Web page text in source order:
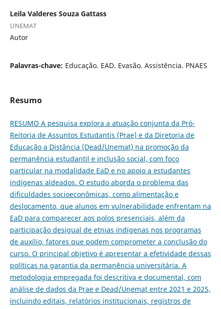
Leila Valderes Souza Gattass
UNEMAT
Autor
Palavras-chave: Educação. EAD. Evasão. Assistência. PNAES
Resumo
RESUMO A pesquisa explora a atuação conjunta da Pró-
Reitoria de Assuntos Estudantis (Prae) e da Diretoria de
Educação a Distância (Dead/Unemat) na promoção da
permanência estudantil e inclusão social, com foco
particular na modalidade EaD e no apoio a estudantes
indígenas aldeados. O estudo aborda o problema das
dificuldades socioeconômicas, como alimentação e
deslocamento, que alunos em vulnerabilidade enfrentam na
EaD para comparecer aos polos presenciais, além da
participação desigual de etnias indígenas nos programas
de auxílio, fatores que podem comprometer a conclusão do
curso. O principal objetivo é apresentar a efetividade dessas
políticas na garantia da permanência universitária. A
metodologia empregada foi descritiva e documental, com
análise de dados da Prae e Dead/Unemat entre 2021 e 2025,
incluindo editais, relatórios institucionais, registros de